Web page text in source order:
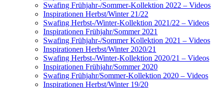
Swafing Frühjahr-/Sommer-Kollektion 2022 – Videos
Inspirationen Herbst/Winter 21/22
Swafing Herbst-/Winter-Kollektion 2021/22 – Videos
Inspirationen Frühjahr/Sommer 2021
Swafing Frühjahr-/Sommer Kollektion 2021 – Videos
Inspirationen Herbst/Winter 2020/21
Swafing Herbst-/Winter-Kollektion 2020/21 – Videos
Inspirationen Frühjahr/Sommer 2020
Swafing Frühjahr/Sommer-Kollektion 2020 – Videos
Inspirationen Herbst/Winter 19/20